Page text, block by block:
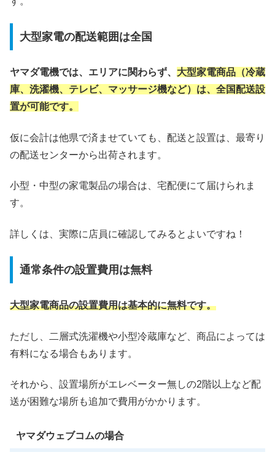
大型家電の配送範囲は全国
ヤマダ電機では、エリアに関わらず、 大型家電商品（冷蔵
庫、洗濯機、テレビ、マッサージ機など）は、全国配送設
置が可能です。
仮に会計は他県で済ませていても、配送と設置は、最寄り
の配送センターから出荷されます。
小型・中型の家電製品の場合は、宅配便にて届けられま
す。
詳しくは、実際に店員に確認してみるとよいですね！
通常条件の設置費用は無料
大型家電商品の設置費用は基本的に無料です。
ただし、二層式洗濯機や小型冷蔵庫など、商品によっては
有料になる場合もあります。
それから、設置場所がエレベーター無しの2階以上など配
送が困難な場所も追加で費用がかかります。
ヤマダウェブコムの場合